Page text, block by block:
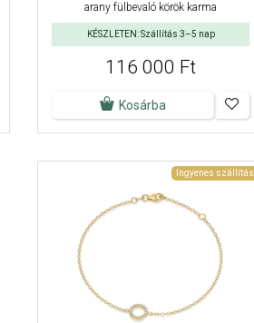
arany fülbevaló körök karma
KÉSZLETEN: Szállítás 3–5 nap
116 000 Ft
Kosárba
Ingyenes szállítás